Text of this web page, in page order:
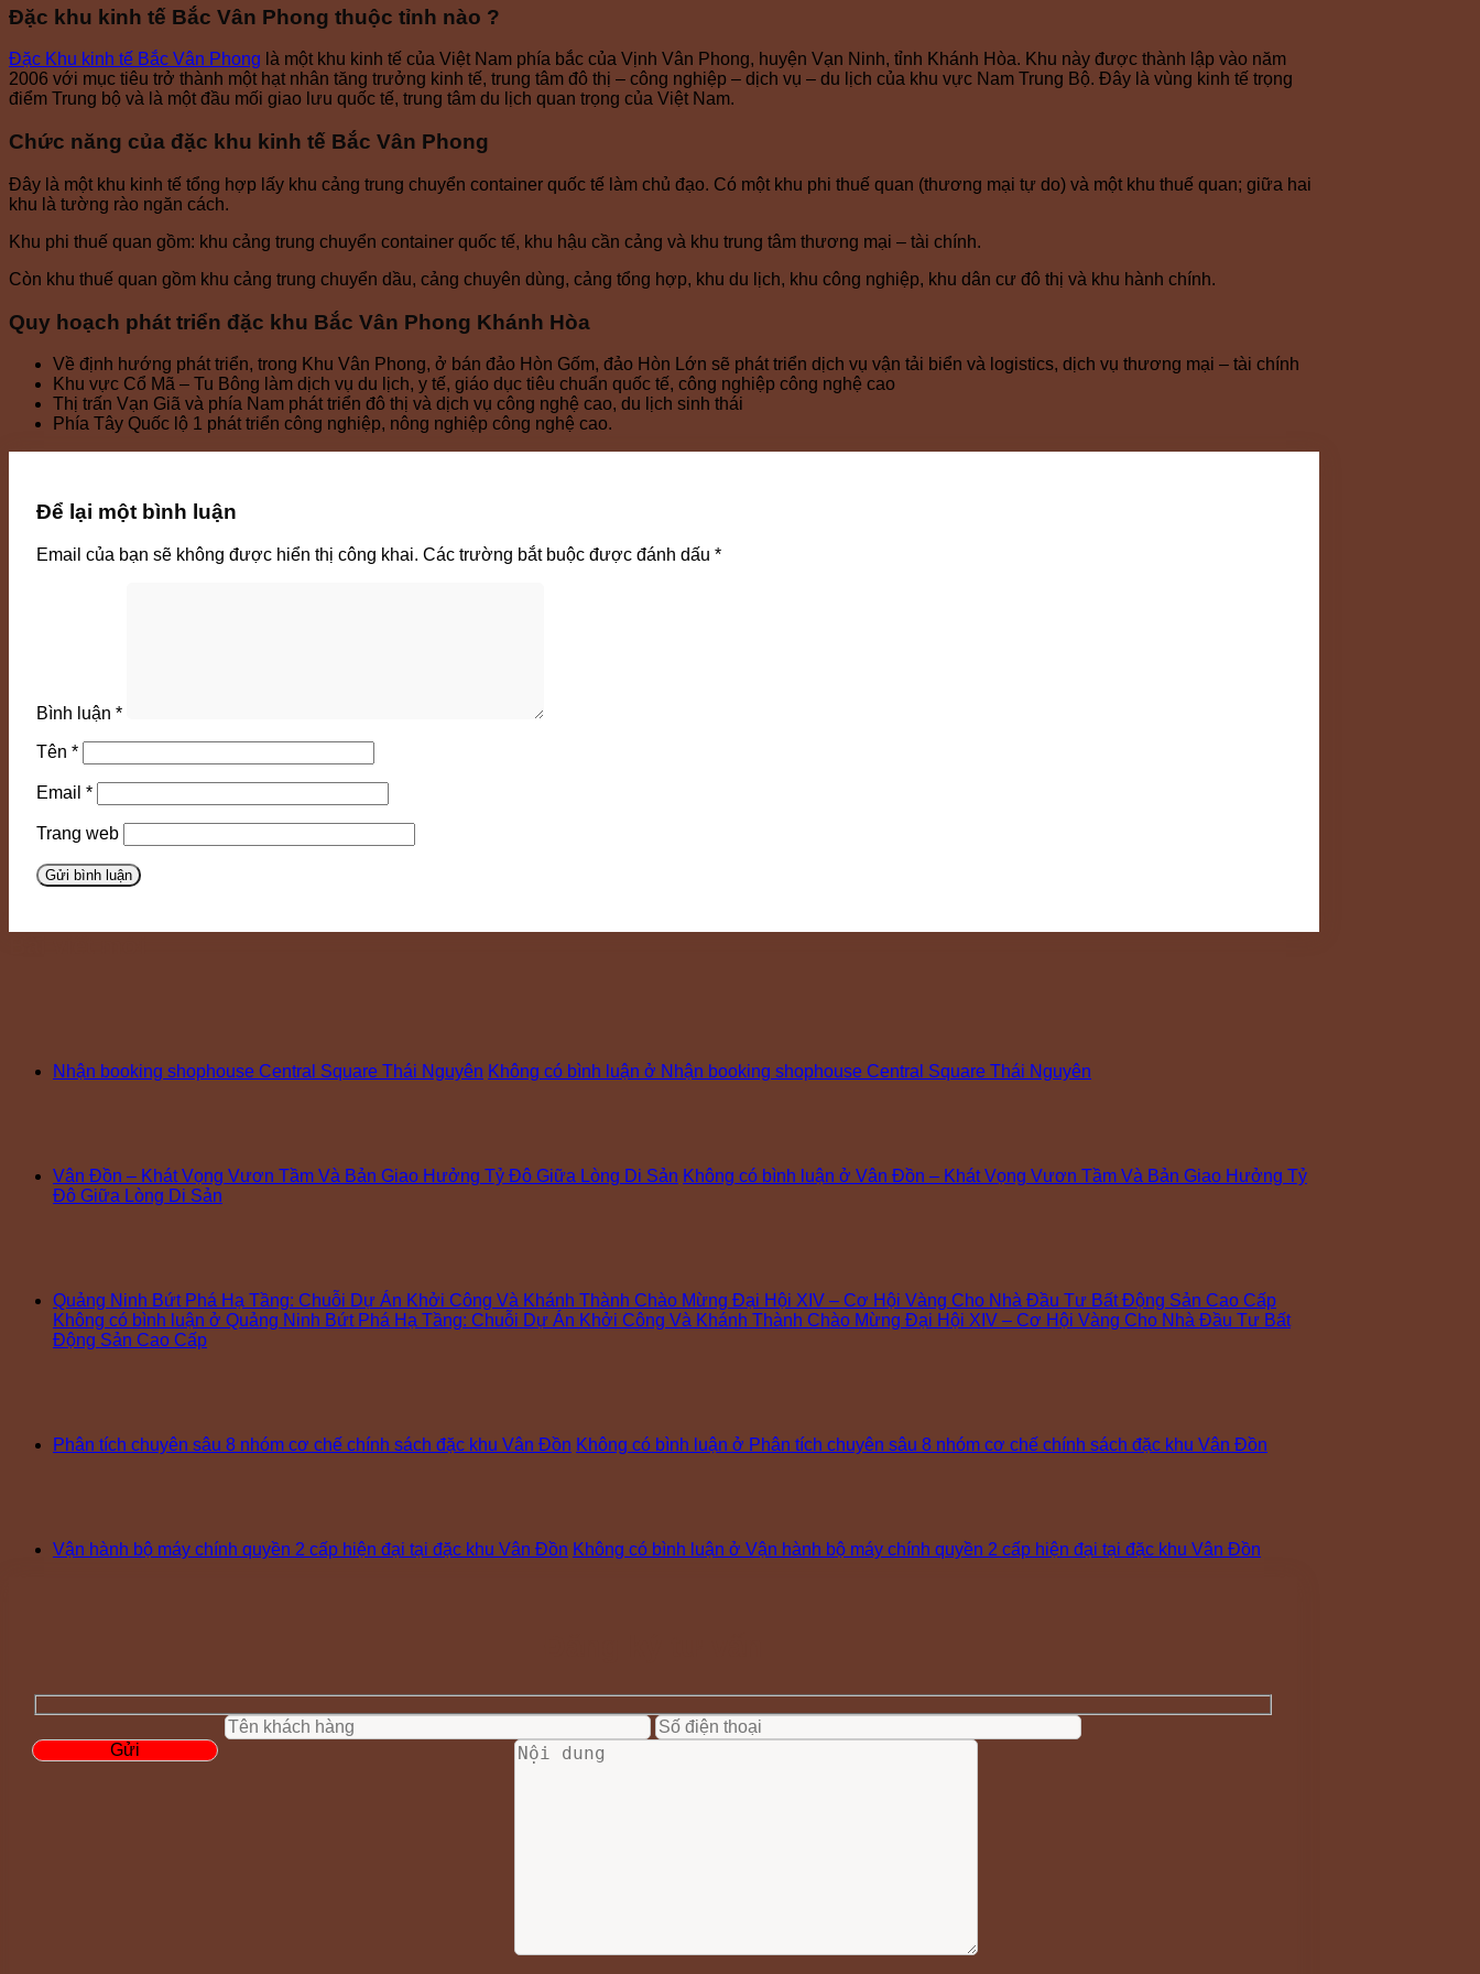
Đặc khu kinh tế Bắc Vân Phong thuộc tỉnh nào ?
Đặc Khu kinh tế Bắc Vân Phong là một khu kinh tế của Việt Nam phía bắc của Vịnh Vân Phong, huyện Vạn Ninh, tỉnh Khánh Hòa. Khu này được thành lập vào năm
2006 với mục tiêu trở thành một hạt nhân tăng trưởng kinh tế, trung tâm đô thị – công nghiệp – dịch vụ – du lịch của khu vực Nam Trung Bộ. Đây là vùng kinh tế trọng
điểm Trung bộ và là một đầu mối giao lưu quốc tế, trung tâm du lịch quan trọng của Việt Nam.
Chức năng của đặc khu kinh tế Bắc Vân Phong
Đây là một khu kinh tế tổng hợp lấy khu cảng trung chuyển container quốc tế làm chủ đạo. Có một khu phi thuế quan (thương mại tự do) và một khu thuế quan; giữa hai
khu là tường rào ngăn cách.
Khu phi thuế quan gồm: khu cảng trung chuyển container quốc tế, khu hậu cần cảng và khu trung tâm thương mại – tài chính.
Còn khu thuế quan gồm khu cảng trung chuyển dầu, cảng chuyên dùng, cảng tổng hợp, khu du lịch, khu công nghiệp, khu dân cư đô thị và khu hành chính.
Quy hoạch phát triển đặc khu Bắc Vân Phong Khánh Hòa
Về định hướng phát triển, trong Khu Vân Phong, ở bán đảo Hòn Gốm, đảo Hòn Lớn sẽ phát triển dịch vụ vận tải biển và logistics, dịch vụ thương mại – tài chính
Khu vực Cổ Mã – Tu Bông làm dịch vụ du lịch, y tế, giáo dục tiêu chuẩn quốc tế, công nghiệp công nghệ cao
Thị trấn Vạn Giã và phía Nam phát triển đô thị và dịch vụ công nghệ cao, du lịch sinh thái
Phía Tây Quốc lộ 1 phát triển công nghiệp, nông nghiệp công nghệ cao.
Để lại một bình luận
Email của bạn sẽ không được hiển thị công khai. Các trường bắt buộc được đánh dấu *
Bình luận *
Tên *
Email *
Trang web
Nhận booking shophouse Central Square Thái Nguyên Không có bình luận ở Nhận booking shophouse Central Square Thái Nguyên
Vân Đồn – Khát Vọng Vươn Tầm Và Bản Giao Hưởng Tỷ Đô Giữa Lòng Di Sản Không có bình luận ở Vân Đồn – Khát Vọng Vươn Tầm Và Bản Giao Hưởng Tỷ
Đô Giữa Lòng Di Sản
Quảng Ninh Bứt Phá Hạ Tầng: Chuỗi Dự Án Khởi Công Và Khánh Thành Chào Mừng Đại Hội XIV – Cơ Hội Vàng Cho Nhà Đầu Tư Bất Động Sản Cao Cấp
Không có bình luận ở Quảng Ninh Bứt Phá Hạ Tầng: Chuỗi Dự Án Khởi Công Và Khánh Thành Chào Mừng Đại Hội XIV – Cơ Hội Vàng Cho Nhà Đầu Tư Bất
Động Sản Cao Cấp
Phân tích chuyên sâu 8 nhóm cơ chế chính sách đặc khu Vân Đồn Không có bình luận ở Phân tích chuyên sâu 8 nhóm cơ chế chính sách đặc khu Vân Đồn
Vận hành bộ máy chính quyền 2 cấp hiện đại tại đặc khu Vân Đồn Không có bình luận ở Vận hành bộ máy chính quyền 2 cấp hiện đại tại đặc khu Vân Đồn